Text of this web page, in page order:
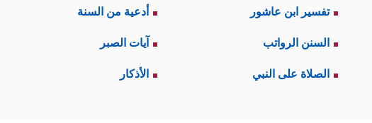
تفسير ابن عاشور أدعية من السنة
السنن الرواتب آيات الصبر
الصلاة على النبي الأذكار